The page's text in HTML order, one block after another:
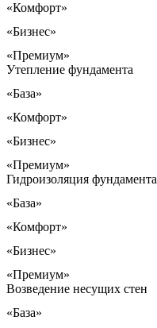
«Комфорт»
«Бизнес»
«Премиум»
Утепление фундамента
«База»
«Комфорт»
«Бизнес»
«Премиум»
Гидроизоляция фундамента
«База»
«Комфорт»
«Бизнес»
«Премиум»
Возведение несущих стен
«База»